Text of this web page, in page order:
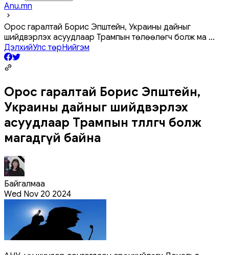
Anu.mn
Орос гаралтай Борис Эпштейн, Украины дайныг
шийдвэрлэх асуудлаар Трампын төлөөлөгч болж ма ...
ДэлхийУлс төрНийгэм
Орос гаралтай Борис Эпштейн,
Украины дайныг шийдвэрлэх
асуудлаар Трампын төлөөлөгч болж
магадгүй байна
Байгалмаа
Wed Nov 20 2024